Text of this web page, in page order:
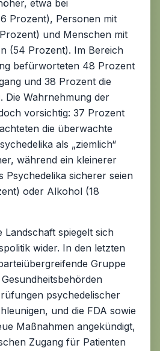
etwa bei
Prozent), Personen mit
und Menschen mit
(54 Prozent). Im Bereich
befürworteten 48 Prozent
und 38 Prozent die
Die Wahrnehmung der
vorsichtig: 37 Prozent
die überwachte
als „ziemlich“
während ein kleinerer
Psychedelika sicherer seien
oder Alkohol (18
Landschaft spiegelt sich
wider. In den letzten
Gruppe
psychedelischer
und die FDA sowie
Maßnahmen angekündigt,
Zugang für Patienten